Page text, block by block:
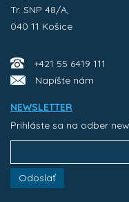
Tr. SNP 48/A,
040 11 Košice
+421 55 6419 111
Napíšte nám
NEWSLETTER
Prihláste sa na odber
Odoslať